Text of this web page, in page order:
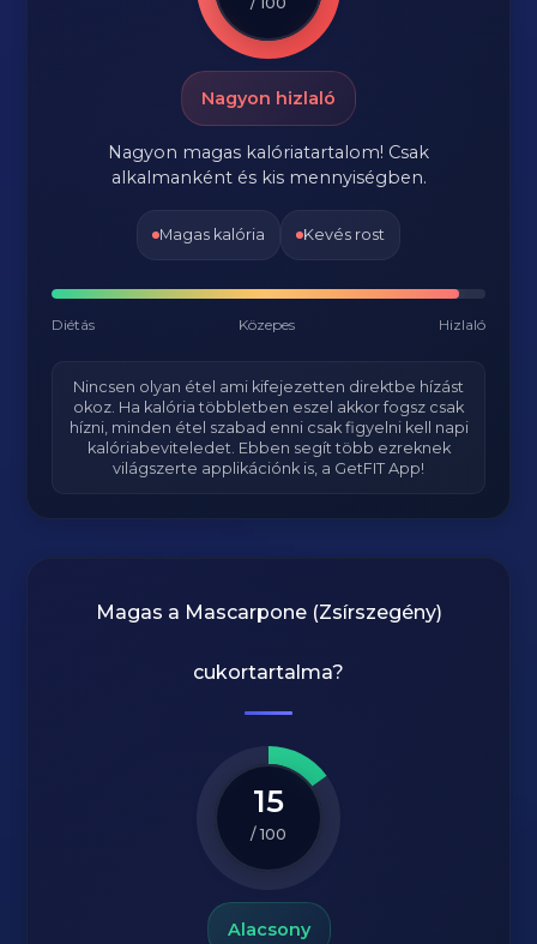
Nagyon hizlaló
Nagyon magas kalóriatartalom! Csak
alkalmanként és kis mennyiségben.
Magas kalória Kevés rost
Diétás Közepes Hizlaló
Nincsen olyan étel ami kifejezetten direktbe hízást
okoz. Ha kalória többletben eszel akkor fogsz csak
hízni, minden étel szabad enni csak figyelni kell napi
kalóriabeviteledet. Ebben segít több ezreknek
világszerte applikációnk is, a GetFIT App!
Magas a Mascarpone (Zsírszegény)
cukortartalma?
15
/ 100
Alacsony